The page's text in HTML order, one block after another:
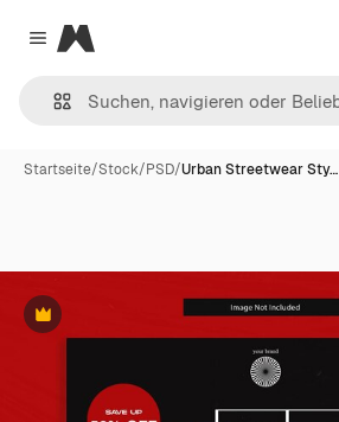
Close menu
Magnific
Startseite/Stock/PSD/Urban Streetwear Sty…
Premium